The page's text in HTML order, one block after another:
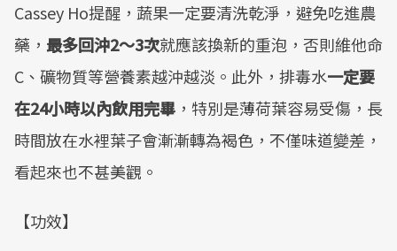
Cassey Ho提醒，蔬果一定要清洗乾淨，避免吃進農
藥， 最多回沖2～3次就應該換新的重泡，否則維他命
C、礦物質等營養素越沖越淡。此外，排毒水一定要
在24小時以內飲用完畢 ，特別是薄荷葉容易受傷，長
時間放在水裡葉子會漸漸轉為褐色，不僅味道變差，
看起來也不甚美觀。
【功效】